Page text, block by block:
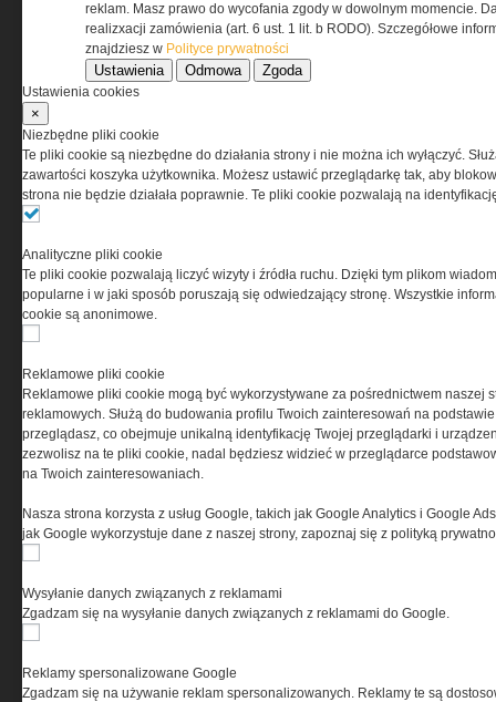
0000537655, NIP 1132860378, REGON 146393437
(zwana dalej Grupa MEDIUM) w postaci Regulaminu.
Przeczytaj regulamin
PRYWATNOŚĆ
Ta witryna wykorzystuje pliki cookies do przechowywania
informacji na Twoim komputerze. Pliki cookies stosujemy
w celu świadczenia usług na najwyższym poziomie,
w tym w sposób dostosowany do indywidualnych potrzeb.
urządzeniu końcowym. W każdym momencie możesz
dokonać zmiany ustawień przeglądarki dotyczących
cookies. Nim Państwo zaczną korzystać z naszego
serwisu prosimy o zapoznanie się z nasząpolityką
prywatnościorazinformacją o cookies.
wyłącznie na zasadach określonych w Zasadach korzystania z serwisu.
Special-Ops
reklam. Masz prawo do wycofania zgody w dowolnym momencie.
realizxacji zamówienia (art. 6 ust. 1 lit. b RODO). Szczegółowe
znajdziesz w Polityce prywatności
Ustawienia Odmowa Zgoda
Ustawienia cookies
×
Niezbędne pliki cookie
Te pliki cookie są niezbędne do działania strony i nie można ich wyłączyć.
zawartości koszyka użytkownika. Możesz ustawić przeglądarkę tak, aby
strona nie będzie działała poprawnie. Te pliki cookie pozwalają na
Analityczne pliki cookie
Te pliki cookie pozwalają liczyć wizyty i źródła ruchu. Dzięki tym plikom
popularne i w jaki sposób poruszają się odwiedzający stronę. Wszystkie
cookie są anonimowe.
Reklamowe pliki cookie
Reklamowe pliki cookie mogą być wykorzystywane za pośrednictwem naszej
reklamowych. Służą do budowania profilu Twoich zainteresowań na
przeglądasz, co obejmuje unikalną identyfikację Twojej przeglądarki i
zezwolisz na te pliki cookie, nadal będziesz widzieć w przeglądarce
na Twoich zainteresowaniach.
Nasza strona korzysta z usług Google, takich jak Google Analytics i Google
jak Google wykorzystuje dane z naszej strony, zapoznaj się z polityką
Wysyłanie danych związanych z reklamami
Zgadzam się na wysyłanie danych związanych z reklamami do Google.
Reklamy spersonalizowane Google
Zgadzam się na używanie reklam spersonalizowanych. Reklamy te są